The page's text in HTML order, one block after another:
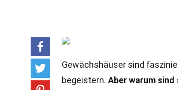
Gewächshäuser sind
begeistern. Aber warum